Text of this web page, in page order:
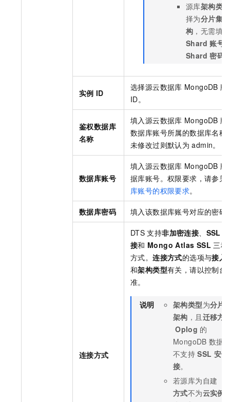
源库架构类型
择为分片集
构 ，无需填写
Shard 账号
Shard 密码
实例 ID
选择源云数据库 MongoDB 版
ID。
鉴权数据库
名称
填入源云数据库 MongoDB 版
数据库账号所属的数据库名称
未修改过则默认为 admin。
数据库账号
填入源云数据库 MongoDB 版
据库账号。权限要求，请参见
库账号的权限要求。
数据库密码 填入该数据库账号对应的密码
连接方式
DTS 支持非加密连接 SSL
接和 Mongo Atlas SSL 三
方式。连接方式的选项与接入
和架构类型有关，请以控制台
准。
说明 架构类型为分片
架构 ，且 迁移方
Oplog 的
MongoDB 数据
不支持 SSL 安
接。
若源库为自建（
方式不为云实例